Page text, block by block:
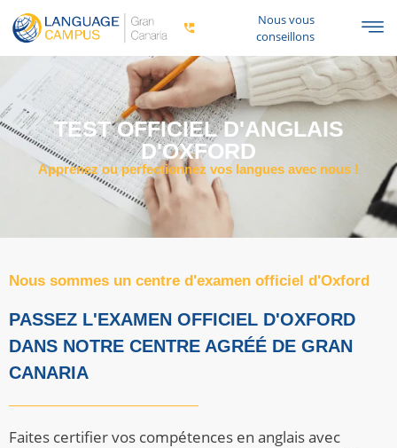
Nous vous
conseillons
TEST OFFICIEL D'ANGLAIS
D'OXFORD
Apprenez ou perfectionnez vos langues avec nous !
Nous sommes un centre d'examen officiel d'Oxford
PASSEZ L'EXAMEN OFFICIEL D'OXFORD
DANS NOTRE CENTRE AGRÉÉ DE GRAN
CANARIA
Faites certifier vos compétences en anglais avec